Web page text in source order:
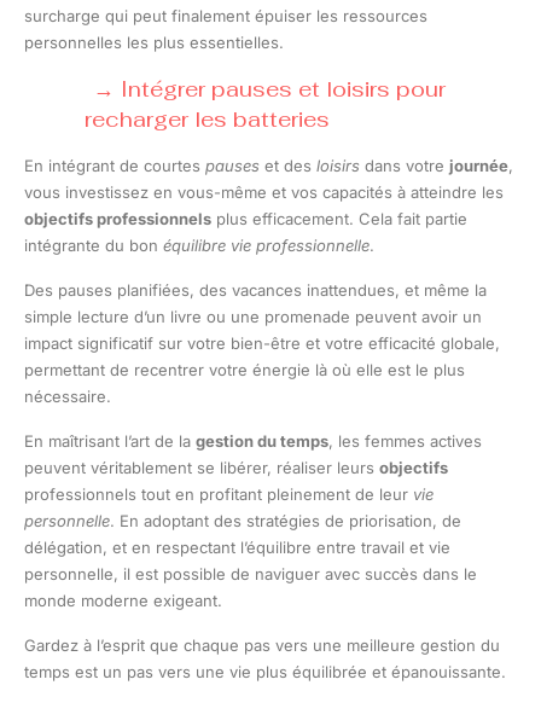
surcharge qui peut finalement épuiser les ressources
personnelles les plus essentielles.
Intégrer pauses et loisirs pour
recharger les batteries
En intégrant de courtes pauses et des loisirs dans votre journée,
vous investissez en vous-même et vos capacités à atteindre les
objectifs professionnels plus efficacement. Cela fait partie
intégrante du bon équilibre vie professionnelle.
Des pauses planifiées, des vacances inattendues, et même la
simple lecture d’un livre ou une promenade peuvent avoir un
impact significatif sur votre bien-être et votre efficacité globale,
permettant de recentrer votre énergie là où elle est le plus
nécessaire.
En maîtrisant l’art de la gestion du temps, les femmes actives
peuvent véritablement se libérer, réaliser leurs objectifs
professionnels tout en profitant pleinement de leur vie
personnelle. En adoptant des stratégies de priorisation, de
délégation, et en respectant l’équilibre entre travail et vie
personnelle, il est possible de naviguer avec succès dans le
monde moderne exigeant.
Gardez à l’esprit que chaque pas vers une meilleure gestion du
temps est un pas vers une vie plus équilibrée et épanouissante.